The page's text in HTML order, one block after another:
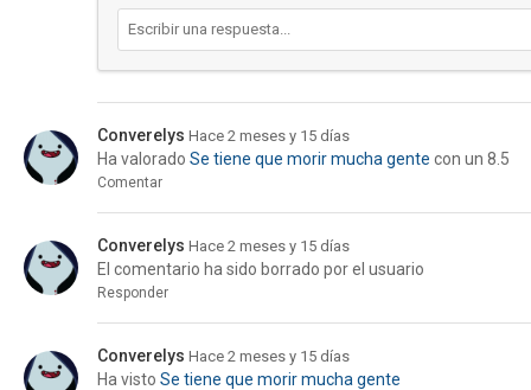
Converelys Hace 2 meses y 15 días
Ha valorado Se tiene que morir mucha gente con un 8.5
Comentar
Converelys Hace 2 meses y 15 días
El comentario ha sido borrado por el usuario
Responder
Converelys Hace 2 meses y 15 días
Ha visto Se tiene que morir mucha gente